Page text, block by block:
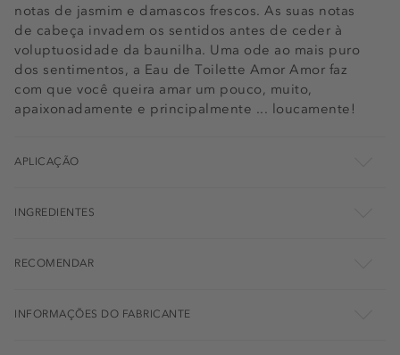
notas de jasmim e damascos frescos. As suas notas
de cabeça invadem os sentidos antes de ceder à
voluptuosidade da baunilha. Uma ode ao mais puro
dos sentimentos, a Eau de Toilette Amor Amor faz
com que você queira amar um pouco, muito,
apaixonadamente e principalmente ... loucamente!
APLICAÇÃO
INGREDIENTES
RECOMENDAR
INFORMAÇÕES DO FABRICANTE